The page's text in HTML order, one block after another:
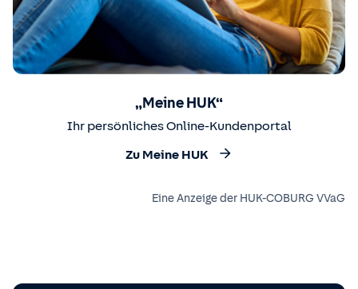
„Meine HUK“
Ihr persönliches Online-Kundenportal
Zu Meine HUK
Eine Anzeige der HUK-COBURG VVaG